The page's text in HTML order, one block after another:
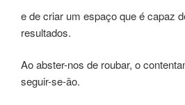
e de criar um espaço que é capaz
resultados.
Ao abster-nos de roubar, o
seguir-se-ão.